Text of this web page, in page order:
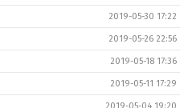
2019-05-30 17:22
2019-05-26 22:56
2019-05-18 17:36
2019-05-11 17:29